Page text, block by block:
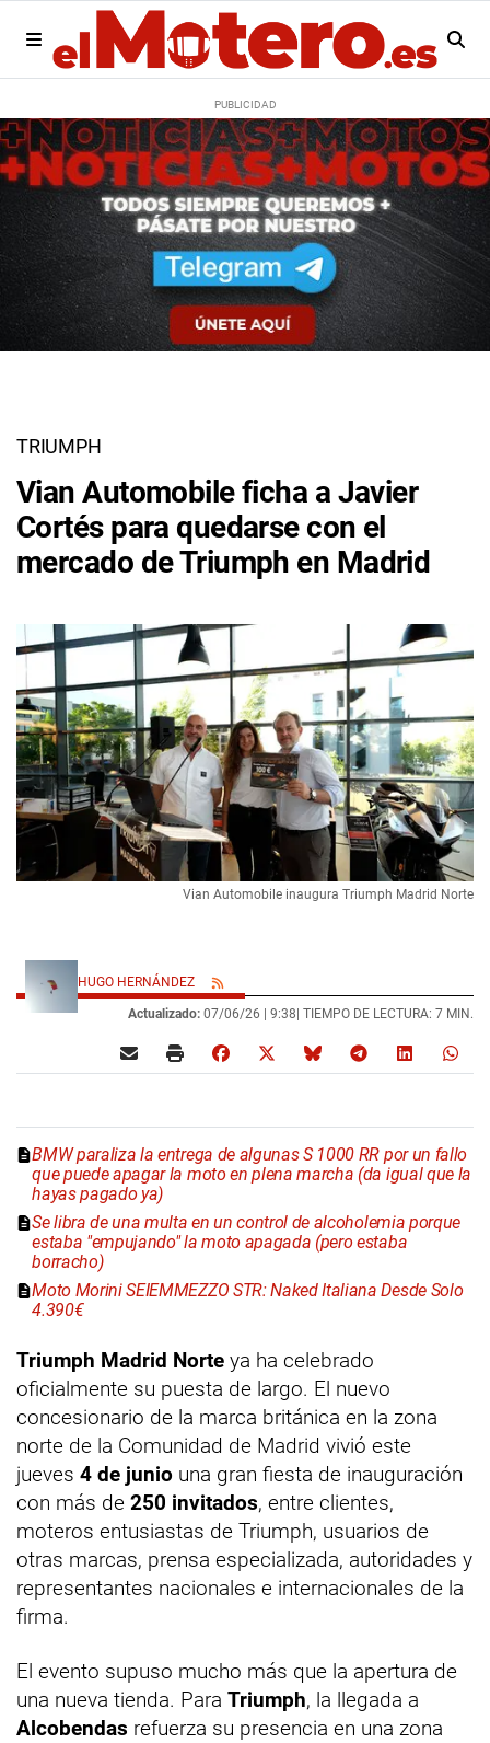
TRIUMPH
Vian Automobile ficha a Javier
Cortés para quedarse con el
mercado de Triumph en Madrid
Vian Automobile inaugura Triumph Madrid Norte
HUGO HERNÁNDEZ
Actualizado: 07/06/26 | 9:38| TIEMPO DE LECTURA: 7 MIN.
BMW paraliza la entrega de algunas S 1000 RR por un fallo
que puede apagar la moto en plena marcha (da igual que la
hayas pagado ya)
Se libra de una multa en un control de alcoholemia porque
estaba "empujando" la moto apagada (pero estaba
borracho)
Moto Morini SEIEMMEZZO STR: Naked Italiana Desde Solo
4.390€
Triumph Madrid Norte ya ha celebrado
oficialmente su puesta de largo. El nuevo
concesionario de la marca británica en la zona
norte de la Comunidad de Madrid vivió este
jueves 4 de junio una gran fiesta de inauguración
con más de 250 invitados, entre clientes,
moteros entusiastas de Triumph, usuarios de
otras marcas, prensa especializada, autoridades y
representantes nacionales e internacionales de la
firma.
El evento supuso mucho más que la apertura de
una nueva tienda. Para Triumph, la llegada a
Alcobendas refuerza su presencia en una zona